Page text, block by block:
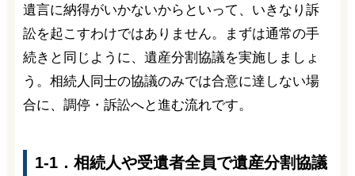
遺言に納得がいかないからといって、いきなり訴
訟を起こすわけではありません。まずは通常の手
続きと同じように、遺産分割協議を実施しましょ
う。相続人同士の協議のみでは合意に達しない場
合に、調停・訴訟へと進む流れです。
1-1．相続人や受遺者全員で遺産分割協議